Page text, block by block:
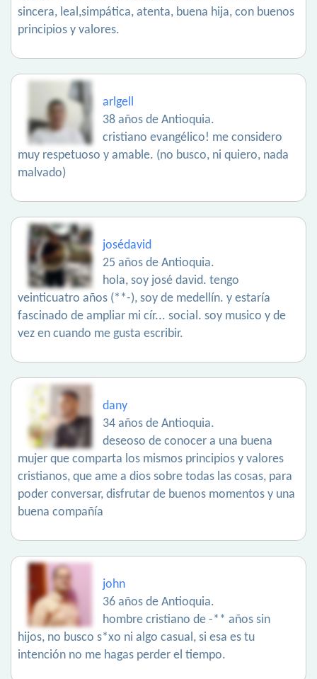
sincera, leal,simpática, atenta, buena hija, con buenos
principios y valores.
arlgell
38 años de Antioquia.
cristiano evangélico! me considero
muy respetuoso y amable. (no busco, ni quiero, nada
malvado)
josédavid
25 años de Antioquia.
hola, soy josé david. tengo
veinticuatro años (**-), soy de medellín. y estaría
fascinado de ampliar mi cír... social. soy musico y de
vez en cuando me gusta escribir.
dany
34 años de Antioquia.
deseoso de conocer a una buena
mujer que comparta los mismos principios y valores
cristianos, que ame a dios sobre todas las cosas, para
poder conversar, disfrutar de buenos momentos y una
buena compañía
john
36 años de Antioquia.
hombre cristiano de -** años sin
hijos, no busco s*xo ni algo casual, si esa es tu
intención no me hagas perder el tiempo.